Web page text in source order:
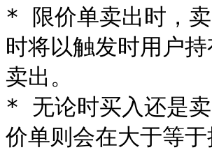
* 限价单卖出时，
时将以触发时用户
卖出。
* 无论时买入还是
价单则会在大于等